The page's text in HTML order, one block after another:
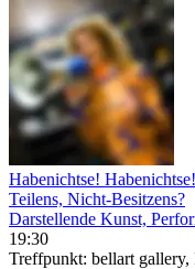
Habenichtse!
Teilens, Nicht-Besitzens?
Darstellende Kunst,
19:30
Treffpunkt: bellart gallery,